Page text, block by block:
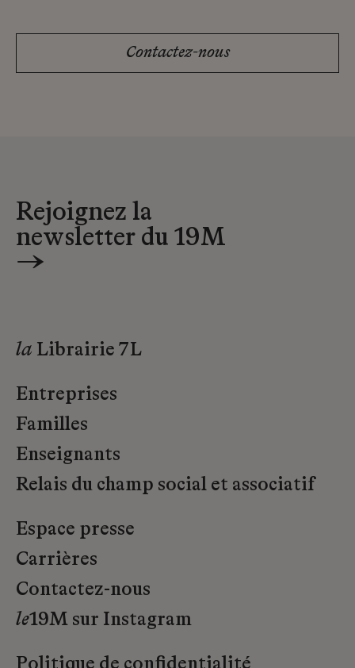
Contactez-nous
Rejoignez la
newsletter du 19M
→
la Librairie 7L
Entreprises
Familles
Enseignants
Relais du champ social et associatif
Espace presse
Carrières
Contactez-nous
le19M sur Instagram